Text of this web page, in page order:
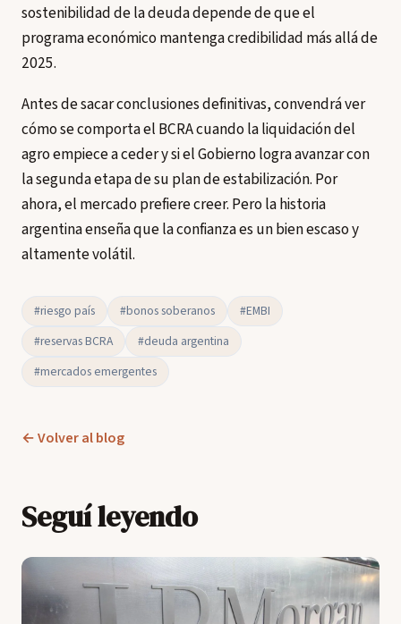
sostenibilidad de la deuda depende de que el
programa económico mantenga credibilidad más allá de
2025.
Antes de sacar conclusiones definitivas, convendrá ver
cómo se comporta el BCRA cuando la liquidación del
agro empiece a ceder y si el Gobierno logra avanzar con
la segunda etapa de su plan de estabilización. Por
ahora, el mercado prefiere creer. Pero la historia
argentina enseña que la confianza es un bien escaso y
altamente volátil.
#riesgo país #bonos soberanos
#EMBI
#reservas BCRA
#deuda argentina
#mercados emergentes
← Volver al blog
Seguí leyendo